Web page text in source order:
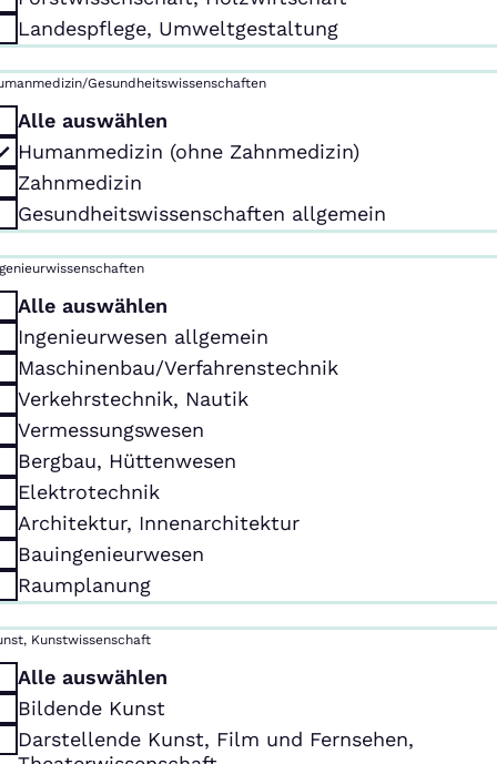
Landespflege, Umweltgestaltung
Gesundheitswissenschaften
Alle auswählen
Humanmedizin (ohne Zahnmedizin)
Zahnmedizin
Gesundheitswissenschaften allgemein
Alle auswählen
Ingenieurwesen allgemein
Maschinenbau/Verfahrenstechnik
Verkehrstechnik, Nautik
Vermessungswesen
Bergbau, Hüttenwesen
Elektrotechnik
Architektur, Innenarchitektur
Bauingenieurwesen
Raumplanung
Kunstwissenschaft
Alle auswählen
Bildende Kunst
Darstellende Kunst, Film und Fernsehen,